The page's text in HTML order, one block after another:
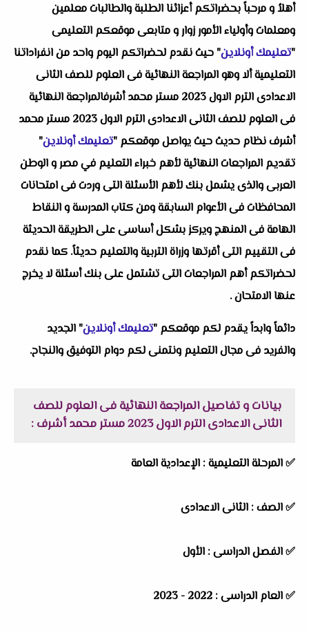
أهلاُ و مرحباً بحضراتكم أعزائنا الطلبة والطالبات معلمين
ومعلمات وأولياء الأمور زوار و متابعى موقعكم التعليمى
"تعليمك أونلاين" حيث نقدم لحضراتكم اليوم واحد من انفراداتنا
التعليمية ألا وهوالمراجعة النهائية فى العلوم للصف الثانى
الاعدادى الترم الاول 2023 مستر محمد أشرفالمراجعة النهائية
فى العلوم للصف الثانى الاعدادى الترم الاول 2023 مستر محمد
أشرفنظام حديث حيث يواصل موقعكم "تعليمك أونلاين"
تقديم المراجعات النهائية لأهم خبراء التعليم في مصر و الوطن
العربى والذى يشمل بنك لأهم الأسئلة التى وردت فى امتحانات
المحافظات فى الأعوام السابقة ومن كتاب المدرسة و النقاط
الهامة فى المنهج ويركز بشكل أساسى على الطريقة الحديثة
فى التقييم التى أقرتها وزراة التربية والتعليم حديثاً. كما نقدم
لحضراتكم أهم المراجعات التى تشتمل على بنك أسئلة لا يخرج
عنها الامتحان .
دائماً وابداً يقدم لكم موقعكم "تعليمك أونلاين" الجديد
والفريد فى مجال التعليم ونتمنى لكم دوام التوفيق والنجاح.
بيانات و تفاصيل المراجعة النهائية فى العلوم للصف
الثانى الاعدادى الترم الاول 2023 مستر محمد أشرف :
✅ المرحلة التعليمية : الإعدادية العامة
✅ الصف : الثانى الاعدادى
✅ الفصل الدراسى : الأول
✅ العام الدراسى : 2022 - 2023